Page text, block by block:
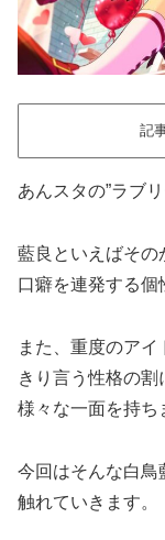
記
あんスタの”ラブ
藍良といえばその
口癖を連発する個
また、重度のア
きり言う性格の割
様々な一面を持ち
今回はそんな白鳥
触れていきます。